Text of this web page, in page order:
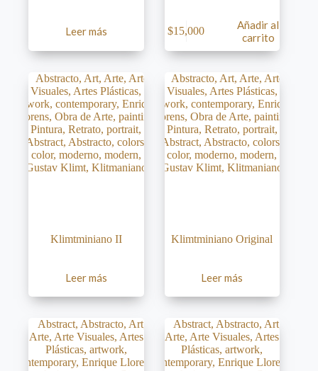
Leer más $15,000
Añadir al
carrito
Klimtminiano II
Leer más
Klimtminiano Original
Leer más